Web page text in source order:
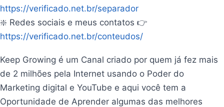
https://verificado.net.br/separador
❇️ Redes sociais e meus contatos 👉
https://verificado.net.br/conteudos/
Keep Growing é um Canal criado por quem já fez mais
de 2 milhões pela Internet usando o Poder do
Marketing digital e YouTube e aqui você tem a
Oportunidade de Aprender algumas das melhores